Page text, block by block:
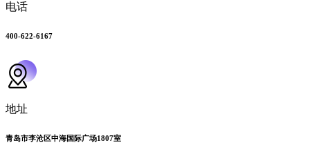
电话
400-622-6167
地址
青岛市李沧区中海国际广场1807室